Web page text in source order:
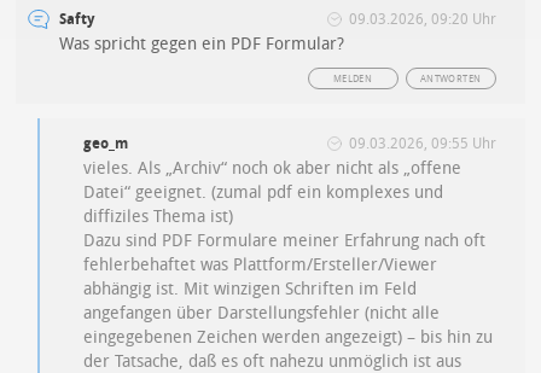
Safty 09.03.2026, 09:20 Uhr
Was spricht gegen ein PDF Formular?
ANTWORTEN
MELDEN
geo_m 09.03.2026, 09:55 Uhr
vieles. Als „Archiv“ noch ok aber nicht als „offene
Datei“ geeignet. (zumal pdf ein komplexes und
diffiziles Thema ist)
Dazu sind PDF Formulare meiner Erfahrung nach oft
fehlerbehaftet was Plattform/Ersteller/Viewer
abhängig ist. Mit winzigen Schriften im Feld
angefangen über Darstellungsfehler (nicht alle
eingegebenen Zeichen werden angezeigt) – bis hin zu
der Tatsache, daß es oft nahezu unmöglich ist aus